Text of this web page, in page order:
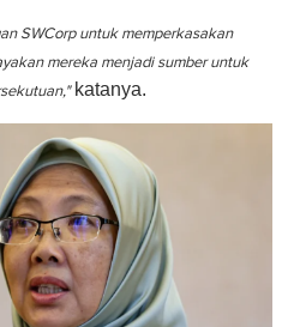
SWCorp untuk memperkasakan
mereka menjadi sumber untuk
katanya.